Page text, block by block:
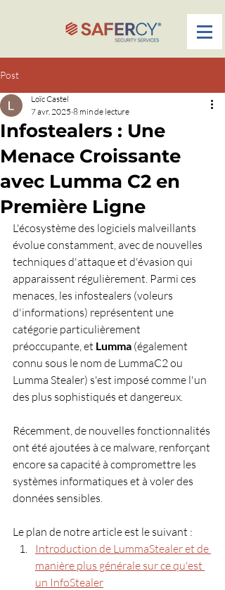
Post
Infostealers : Une
Menace Croissante
avec Lumma C2 en
Première Ligne
Loïc Castel
7 avr. 2025 8 min de lecture
L'écosystème des logiciels malveillants
évolue constamment, avec de nouvelles
techniques d'attaque et d'évasion qui
apparaissent régulièrement. Parmi ces
menaces, les infostealers (voleurs
d'informations) représentent une
catégorie particulièrement
préoccupante, et Lumma (également
connu sous le nom de LummaC2 ou
Lumma Stealer) s'est imposé comme l'un
des plus sophistiqués et dangereux.
Récemment, de nouvelles fonctionnalités
ont été ajoutées à ce malware, renforçant
encore sa capacité à compromettre les
systèmes informatiques et à voler des
données sensibles.
Le plan de notre article est le suivant :
Introduction de LummaStealer et de
manière plus générale sur ce qu'est
un InfoStealer